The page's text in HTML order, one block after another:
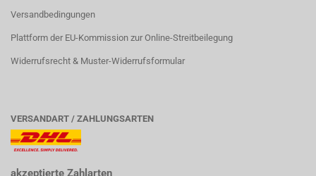
Versandbedingungen
Plattform der EU-Kommission zur Online-Streitbeilegung
Widerrufsrecht & Muster-Widerrufsformular
VERSANDART / ZAHLUNGSARTEN
akzeptierte Zahlarten